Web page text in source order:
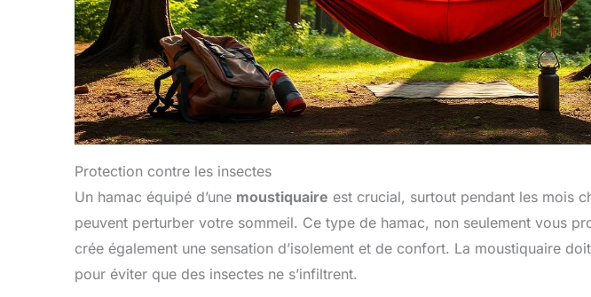
Protection contre les insectes
Un hamac équipé d’une moustiquaire est crucial, surtout pendant les mois
peuvent perturber votre sommeil. Ce type de hamac, non seulement vous
crée également une sensation d’isolement et de confort. La moustiquaire
pour éviter que des insectes ne s’infiltrent.